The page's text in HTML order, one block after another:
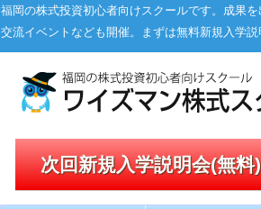
福岡の株式投資初心者向けスクールです。成果
交流イベントなども開催。まずは無料新規入学
次回新規入学説明会(無料)